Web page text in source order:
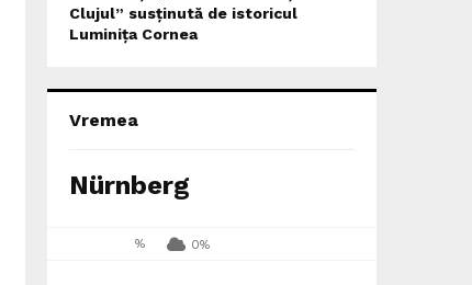
Clujul” susținută de istoricul
Luminița Cornea
Vremea
Nürnberg
% 0%